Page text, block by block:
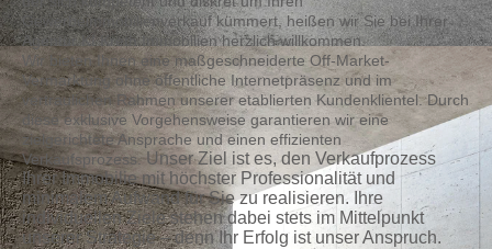
Gewerbeimmobilienverkauf kümmert, heißen wir Sie bei Ihrer
Agentur KI Kreth Immobilien herzlich willkommen.
Wir bieten Ihnen eine maßgeschneiderte Off-Market-
Vermarktung ohne öffentliche Internetpräsenz und im
vertraulichen Rahmen unserer etablierten Kundenklientel. Durch
diese exklusive Vorgehensweise garantieren wir eine
zielgerichtete Ansprache und einen effizienten
Verkaufsprozess. Unser Ziel ist es, den Verkaufprozess
Ihrer Immobilie mit höchster Professionalität und
minimalem Aufwand für Sie zu realisieren. Ihre
individuellen Ziele stehen dabei stets im Mittelpunkt
unserer Strategie – denn Ihr Erfolg ist unser Anspruch.